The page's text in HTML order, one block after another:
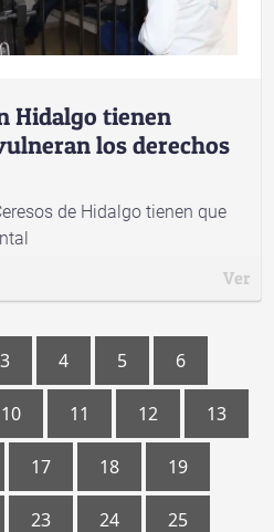
Hidalgo tienen
los derechos
de Hidalgo tienen que
Ver
3 4 5 6
10 11 12 13
17 18 19
23 24 25